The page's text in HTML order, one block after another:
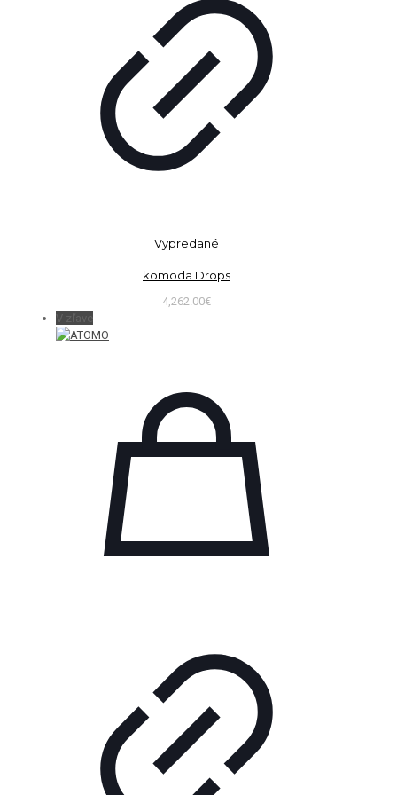
Vypredané
komoda Drops
4,262.00€
V zľave